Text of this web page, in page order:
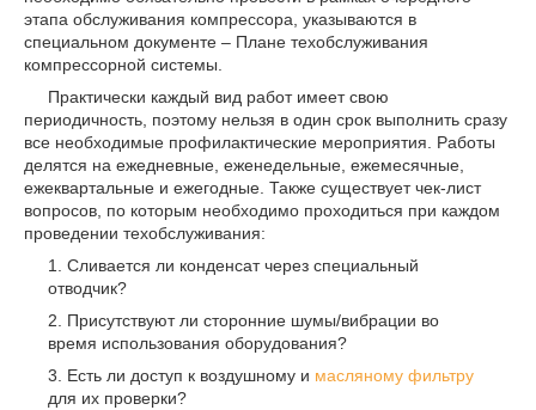
этапа обслуживания компрессора, указываются в
специальном документе – Плане техобслуживания
компрессорной системы.
Практически каждый вид работ имеет свою
периодичность, поэтому нельзя в один срок выполнить сразу
все необходимые профилактические мероприятия. Работы
делятся на ежедневные, еженедельные, ежемесячные,
ежеквартальные и ежегодные. Также существует чек-лист
вопросов, по которым необходимо проходиться при каждом
проведении техобслуживания:
Сливается ли конденсат через специальный
отводчик?
Присутствуют ли сторонние шумы/вибрации во
время использования оборудования?
Есть ли доступ к воздушному и масляному фильтру
для их проверки?